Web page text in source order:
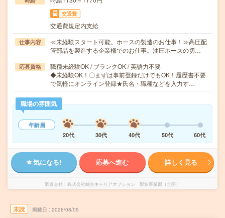
交通費
交通費規定内支給
仕事内容
≪未経験スタート可能。ホースの製造のお仕事！≫高圧配
管部品を製造する企業様でのお仕事。油圧ホースの切…
応募資格
職種未経験OK / ブランクOK / 英語力不要
◆未経験OK！〇まずは事前登録だけでもOK！履歴書不要
で気軽にオンライン登録★氏名・職種などを入力す…
職場の雰囲気
年齢層
20代
30代 40代 50代 60代
気になる! 応募へ進む 詳しく見る
派遣会社 株式会社綜合キャリアオプション 製造事業部（全国）
未読 掲載日 2026/08/05